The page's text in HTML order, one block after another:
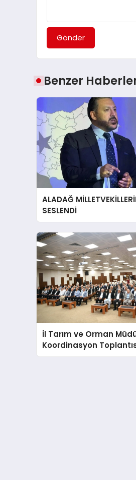
Gönder
Benzer
ALADAĞ
SESLENDİ
İl Tarım ve Orman
Koordinasyon
Düzenlendi